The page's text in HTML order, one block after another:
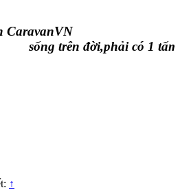
CaravanVN
sống trên đời,phải có 1 tấm
↑